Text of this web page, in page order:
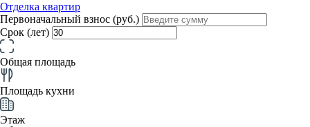
Отделка квартир
Первоначальный взнос (руб.)
Срок (лет)
Общая площадь
Площадь кухни
Этаж